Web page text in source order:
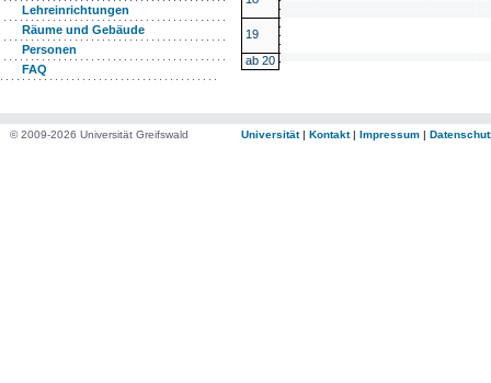
Lehreinrichtungen
Räume und Gebäude
Personen
FAQ
19
ab 20
© 2009-2026 Universität Greifswald Universität| Kontakt| Impressum |